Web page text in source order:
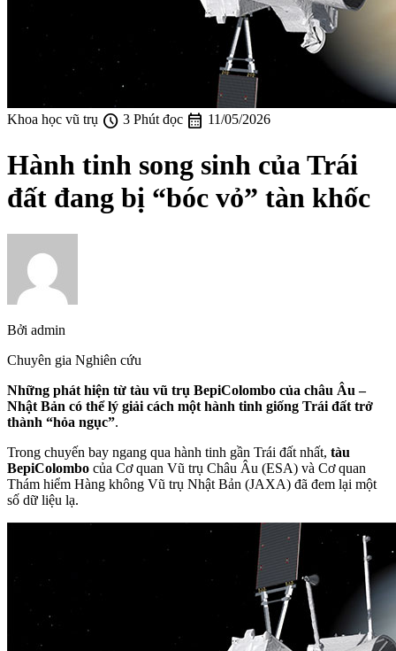
Khoa học vũ trụ schedule 3 Phút đọc calendar_month 11/05/2026
Hành tinh song sinh của Trái
đất đang bị “bóc vỏ” tàn khốc
Bởi admin
Chuyên gia Nghiên cứu
Những phát hiện từ tàu vũ trụ BepiColombo của châu Âu –
Nhật Bản có thể lý giải cách một hành tinh giống Trái đất trở
thành “hỏa ngục”.
Trong chuyến bay ngang qua hành tinh gần Trái đất nhất, tàu
BepiColombo của Cơ quan Vũ trụ Châu Âu (ESA) và Cơ quan
Thám hiểm Hàng không Vũ trụ Nhật Bản (JAXA) đã đem lại một
số dữ liệu lạ.